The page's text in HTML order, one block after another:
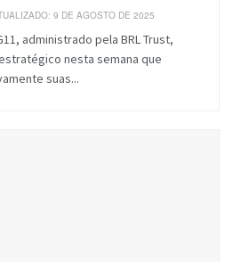
9 DE AGOSTO DE 2025
administrado pela BRL Trust,
nesta semana que
suas...